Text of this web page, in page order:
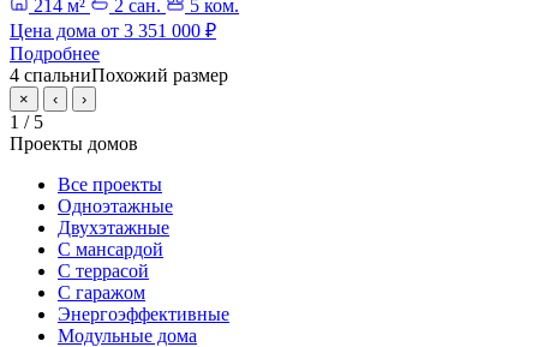
214 м²
2 сан.
5 ком.
Цена дома от 3 351 000 ₽
Подробнее
4 спальниПохожий размер
× ‹ ›
1 / 5
Проекты домов
Все проекты
Одноэтажные
Двухэтажные
С мансардой
С террасой
С гаражом
Энергоэффективные
Модульные дома